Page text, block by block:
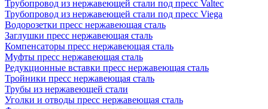
Трубопровод из нержавеющей стали под пресс Valtec
Трубопровод из нержавеющей стали под пресс Viega
Водорозетки пресс нержавеющая сталь
Заглушки пресс нержавеющая сталь
Компенсаторы пресс нержавеющая сталь
Муфты пресс нержавеющая сталь
Редукционные вставки пресс нержавеющая сталь
Тройники пресс нержавеющая сталь
Трубы из нержавеющей стали
Уголки и отводы пресс нержавеющая сталь